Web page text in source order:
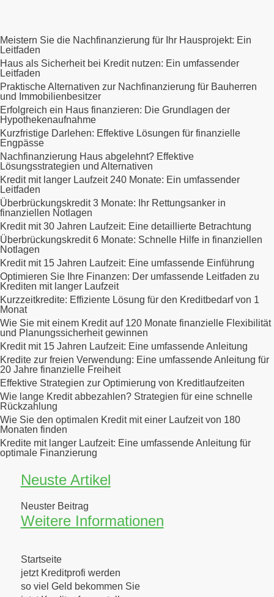
Meistern Sie die Nachfinanzierung für Ihr Hausprojekt: Ein
Leitfaden
Haus als Sicherheit bei Kredit nutzen: Ein umfassender
Leitfaden
Praktische Alternativen zur Nachfinanzierung für Bauherren
und Immobilienbesitzer
Erfolgreich ein Haus finanzieren: Die Grundlagen der
Hypothekenaufnahme
Kurzfristige Darlehen: Effektive Lösungen für finanzielle
Engpässe
Nachfinanzierung Haus abgelehnt? Effektive
Lösungsstrategien und Alternativen
Kredit mit langer Laufzeit 240 Monate: Ein umfassender
Leitfaden
Überbrückungskredit 3 Monate: Ihr Rettungsanker in
finanziellen Notlagen
Kredit mit 30 Jahren Laufzeit: Eine detaillierte Betrachtung
Überbrückungskredit 6 Monate: Schnelle Hilfe in finanziellen
Notlagen
Kredit mit 15 Jahren Laufzeit: Eine umfassende Einführung
Optimieren Sie Ihre Finanzen: Der umfassende Leitfaden zu
Krediten mit langer Laufzeit
Kurzzeitkredite: Effiziente Lösung für den Kreditbedarf von 1
Monat
Wie Sie mit einem Kredit auf 120 Monate finanzielle Flexibilität
und Planungssicherheit gewinnen
Kredit mit 15 Jahren Laufzeit: Eine umfassende Anleitung
Kredite zur freien Verwendung: Eine umfassende Anleitung für
20 Jahre finanzielle Freiheit
Effektive Strategien zur Optimierung von Kreditlaufzeiten
Wie lange Kredit abbezahlen? Strategien für eine schnelle
Rückzahlung
Wie Sie den optimalen Kredit mit einer Laufzeit von 180
Monaten finden
Kredite mit langer Laufzeit: Eine umfassende Anleitung für
optimale Finanzierung
Neuste Artikel
Neuster Beitrag
Weitere Informationen
Startseite
jetzt Kreditprofi werden
so viel Geld bekommen Sie